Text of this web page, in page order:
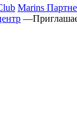
Marins
—